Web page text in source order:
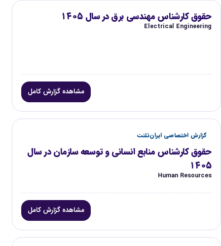
حقوق کارشناس مهندسی برق در سال ۱۴۰۵
Electrical Engineering
مشاهده گزارش کامل
گزارش اختصاصی ایران‌تلنت
حقوق کارشناس منابع انسانی و توسعه سازمان در سال
۱۴۰۵
Human Resources
مشاهده گزارش کامل